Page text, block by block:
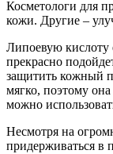
Косметологи для
кожи. Другие –
Липоевую кислоту
прекрасно
защитить кожный
мягко, поэтому
можно
Несмотря на
придерживаться в